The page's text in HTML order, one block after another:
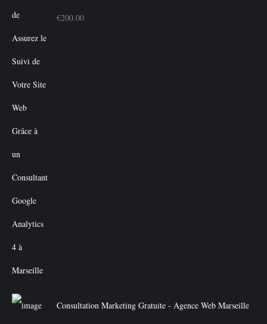
€200.00
Consultation Marketing Gratuite - Agence Web Marseille